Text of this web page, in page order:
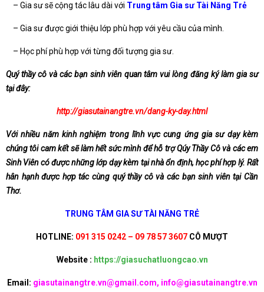
– Gia sư sẽ cộng tác lâu dài với Trung tâm Gia sư Tài Năng Trẻ
– Gia sư được giới thiệu lớp phù hợp với yêu cầu của mình.
– Học phí phù hợp với từng đối tượng gia sư.
Quý thầy cô và các bạn sinh viên quan tâm vui lòng đăng ký làm gia sư
tại đây:
http://giasutainangtre.vn/dang-ky-day.html
Với nhiều năm kinh nghiệm trong lĩnh vực cung ứng gia sư dạy kèm
chúng tôi cam kết sẽ làm hết sức mình để hỗ trợ Qúy Thầy Cô và các em
Sinh Viên có được những lớp dạy kèm tại nhà ổn định, học phí hợp lý. Rất
hân hạnh được hợp tác cùng quý thầy cô và các bạn sinh viên tại Cần
Thơ.
TRUNG TÂM GIA SƯ TÀI NĂNG TRẺ
HOTLINE: 091 315 0242 – 09 78 57 3607 CÔ MƯỢT
Website : https://giasuchatluongcao.vn
Email: giasutainangtre.vn@gmail.com, info@giasutainangtre.vn